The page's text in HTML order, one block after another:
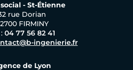
- St-Étienne
rue Dorian
FIRMINY
04 77 56 82 41
ingenierie.fr
de Lyon